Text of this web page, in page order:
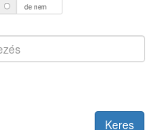
de nem